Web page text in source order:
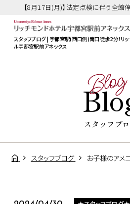
【8月17日(月)】法定点検に伴う全
スタッフブログ | 宇都宮駅(西口側)南口徒歩2分！リッ
ル宇都宮駅前アネックス
Blog
スタッフブ
スタッフブログ お子様のアメ